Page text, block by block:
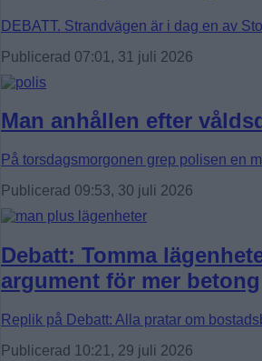
DEBATT. Strandvägen är i dag en av
Publicerad 07:01, 31 juli 2026
Man anhållen efter
På torsdagsmorgonen grep polisen en
Publicerad 09:53, 30 juli 2026
Debatt: Tomma
argument för mer betong
Replik på Debatt: Alla pratar om
Publicerad 10:21, 29 juli 2026